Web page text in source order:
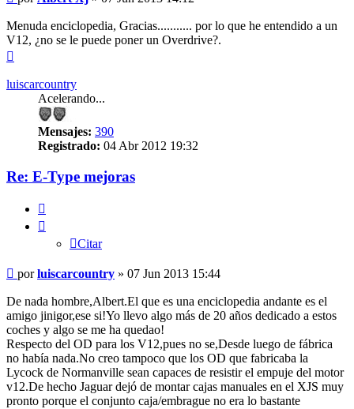
sin
leer
Menuda enciclopedia, Gracias........... por lo que he entendido a un
V12, ¿no se le puede poner un Overdrive?.
luiscarcountry
Acelerando...
Mensajes: 390
Registrado: 04 Abr 2012 19:32
Re: E-Type mejoras
Citar
Mensaje
sin
leer
porluiscarcountry » 07 Jun 2013 15:44
De nada hombre,Albert.El que es una enciclopedia andante es el
amigo jinigor,ese si!Yo llevo algo más de 20 años dedicado a estos
coches y algo se me ha quedao!
Respecto del OD para los V12,pues no se,Desde luego de fábrica
no había nada.No creo tampoco que los OD que fabricaba la
Lycock de Normanville sean capaces de resistir el empuje del motor
v12.De hecho Jaguar dejó de montar cajas manuales en el XJS muy
pronto porque el conjunto caja/embrague no era lo bastante